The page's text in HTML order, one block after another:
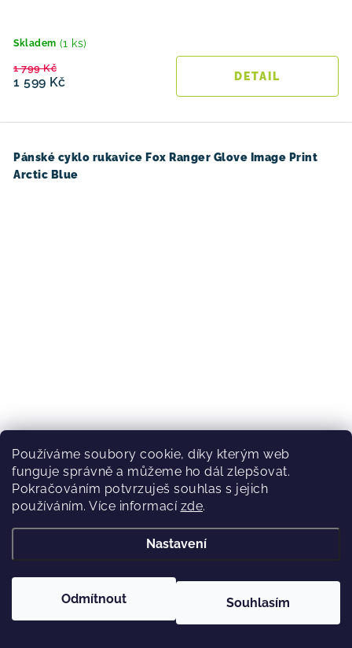
Používáme soubory cookie, díky kterým web
funguje správně a můžeme ho dál zlepšovat.
Pokračováním potvrzuješ souhlas s jejich
používáním. Více informací zde.
Nastavení
Odmítnout Souhlasím
Skladem (1 ks)
1 599 Kč
1 799 Kč
Pánské cyklo rukavice Fox Ranger Glove Image Print
Arctic Blue
Skladem (2 ks)